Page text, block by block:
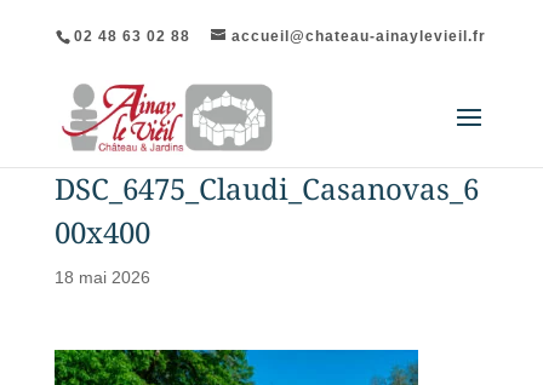
02 48 63 02 88 accueil@chateau-ainaylevieil.fr
DSC_6475_Claudi_Casanovas_6
00x400
18 mai 2026